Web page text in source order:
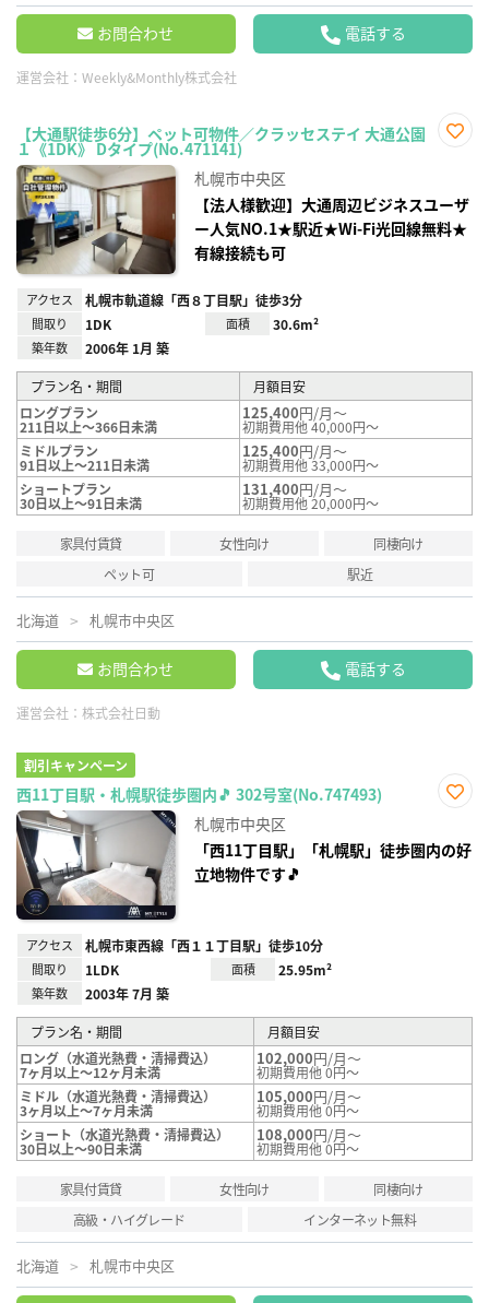
お問合わせ 電話する
運営会社： Weekly&Monthly株式会社
【大通駅徒歩6分】ペット可物件／クラッセステイ 大通公園
１《1DK》 Dタイプ(No.471141)
録
札幌市中央区
【法人様歓迎】大通周辺ビジネスユーザ
ー人気NO.1★駅近★Wi-Fi光回線無料★
有線接続も可
アクセス 札幌市軌道線「西８丁目駅」徒歩3分
間取り 1DK 面積 30.6m²
築年数 2006年 1月 築
プラン名・期間
月額目安
ロングプラン
211日以上～366日未満
125,400円/月～
初期費用他 40,000円～
ミドルプラン
91日以上～211日未満
125,400円/月～
初期費用他 33,000円～
ショートプラン
30日以上～91日未満
131,400円/月～
初期費用他 20,000円～
家具付賃貸 女性向け
同棲向け
ペット可
駅近
北海道 札幌市中央区
お問合わせ 電話する
運営会社： 株式会社日動
割引キャンペーン
西11丁目駅・札幌駅徒歩圏内🎵 302号室(No.747493)
り登
録
札幌市中央区
「西11丁目駅」「札幌駅」徒歩圏内の好
立地物件です🎵
アクセス 札幌市東西線「西１１丁目駅」徒歩10分
間取り 1LDK 面積 25.95m²
築年数 2003年 7月 築
プラン名・期間
月額目安
ロング（水道光熱費・清掃費込）
7ヶ月以上～12ヶ月未満
102,000円/月～
初期費用他 0円～
ミドル（水道光熱費・清掃費込）
3ヶ月以上～7ヶ月未満
105,000円/月～
初期費用他 0円～
ショート（水道光熱費・清掃費込）
30日以上～90日未満
108,000円/月～
初期費用他 0円～
家具付賃貸 女性向け
同棲向け
高級・ハイグレード
インターネット無料
北海道 札幌市中央区